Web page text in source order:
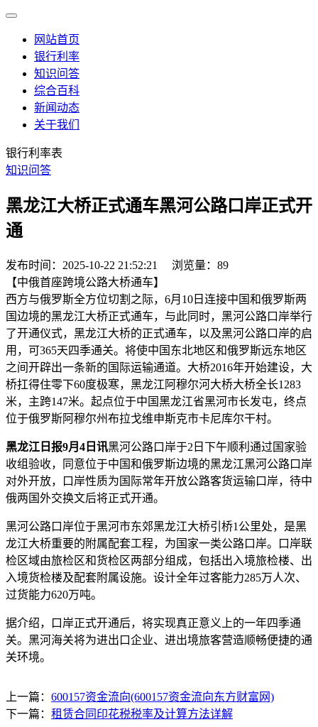
网站首页
银行利率
知识问答
综合百科
新闻动态
关于我们
银行利率表
知识问答
黑龙江大桥正式通车黑河公路口岸正式开
通
发布时间：2025-10-22 21:52:21
浏览量：89
【中俄首座跨境公路大桥通车】
西方与俄罗斯全方位切割之际，6月10日连接中国和俄罗斯两
国边境的黑龙江大桥正式通车，与此同时，黑河公路口岸举行
了开通仪式，黑龙江大桥的正式通车，以及黑河公路口岸的启
用，可365天四季通关。将使中国东北地区和俄罗斯远东地区
之间开辟出一条新的国际运输通道。大桥2016年开始建设，大
桥扛得住零下60度极寒，黑龙江阿穆尔河大桥大桥全长1283
米，主跨147米。起点位于中国黑龙江省黑河市长发屯，终点
位于俄罗斯阿穆尔州布拉戈维申斯克市卡尼库尔干村。
黑龙江日报9月4日讯黑河公路口岸于2日下午顺利通过国家验
收组验收，同意位于中国和俄罗斯边境的黑龙江黑河公路口岸
对外开放，口岸性质为国际常年开放公路客货运输口岸，待中
俄两国外交换文后将正式开通。
黑河公路口岸位于黑河市东郊黑龙江大桥引桥1公里处，是黑
龙江大桥重要的附属配套工程，为国家一类公路口岸。口岸联
检区域由旅检区和货检区两部分组成，包括出入境旅检楼、出
入境货检楼及配套附属设施。设计全年过客能力285万人次、
过货能力620万吨。
据介绍，口岸正式开通后，将实现真正意义上的一年四季通
关。黑河海关将为进出口企业、进出境旅客营造顺畅便捷的通
关环境。
上一篇： 600157资金流向(600157资金流向东方财富网)
下一篇： 租赁合同印花税税率及计算方法详解